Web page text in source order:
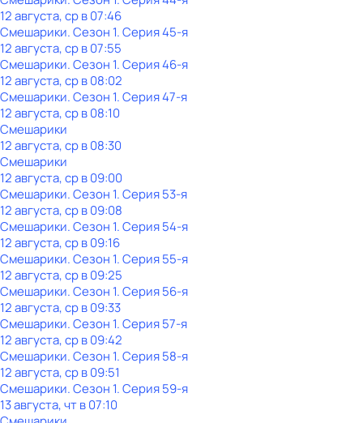
12 августа, ср в 07:46
Смешарики. Сезон 1. Серия 45-я
12 августа, ср в 07:55
Смешарики. Сезон 1. Серия 46-я
12 августа, ср в 08:02
Смешарики. Сезон 1. Серия 47-я
12 августа, ср в 08:10
Смешарики
12 августа, ср в 08:30
Смешарики
12 августа, ср в 09:00
Смешарики. Сезон 1. Серия 53-я
12 августа, ср в 09:08
Смешарики. Сезон 1. Серия 54-я
12 августа, ср в 09:16
Смешарики. Сезон 1. Серия 55-я
12 августа, ср в 09:25
Смешарики. Сезон 1. Серия 56-я
12 августа, ср в 09:33
Смешарики. Сезон 1. Серия 57-я
12 августа, ср в 09:42
Смешарики. Сезон 1. Серия 58-я
12 августа, ср в 09:51
Смешарики. Сезон 1. Серия 59-я
13 августа, чт в 07:10